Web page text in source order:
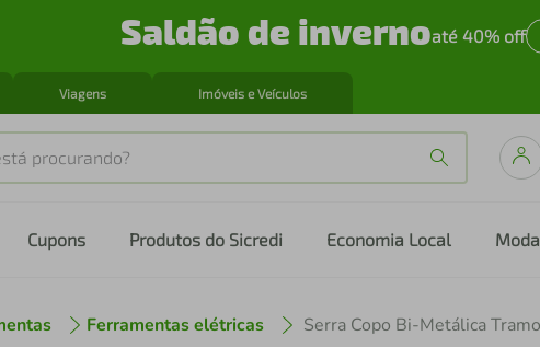
Saldão de invernoaté 40% off
Viagens Imóveis e Veículos
procurando?
Cupons Produtos do Sicredi Economia Local Moda
Ferramentas elétricas